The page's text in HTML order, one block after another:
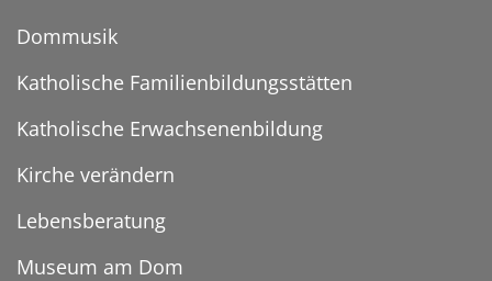
Dommusik
Katholische Familienbildungsstätten
Katholische Erwachsenenbildung
Kirche verändern
Lebensberatung
Museum am Dom